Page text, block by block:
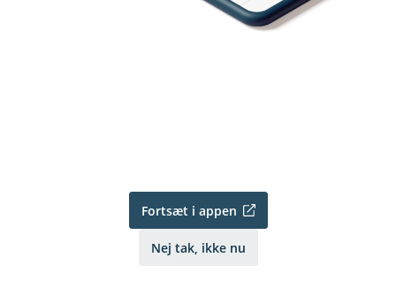
Fortsæt i appen
Nej tak, ikke nu